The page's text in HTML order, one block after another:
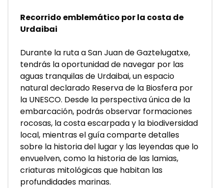
Recorrido emblemático por la costa de
Urdaibai
Durante la ruta a San Juan de Gaztelugatxe,
tendrás la oportunidad de navegar por las
aguas tranquilas de Urdaibai, un espacio
natural declarado Reserva de la Biosfera por
la UNESCO. Desde la perspectiva única de la
embarcación, podrás observar formaciones
rocosas, la costa escarpada y la biodiversidad
local, mientras el guía comparte detalles
sobre la historia del lugar y las leyendas que lo
envuelven, como la historia de las lamias,
criaturas mitológicas que habitan las
profundidades marinas.